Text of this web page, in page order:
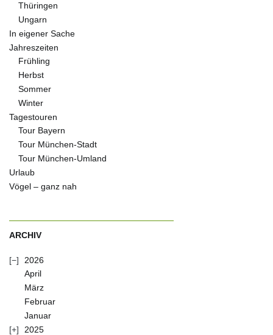
Thüringen
Ungarn
In eigener Sache
Jahreszeiten
Frühling
Herbst
Sommer
Winter
Tagestouren
Tour Bayern
Tour München-Stadt
Tour München-Umland
Urlaub
Vögel – ganz nah
ARCHIV
2026
April
März
Februar
Januar
2025